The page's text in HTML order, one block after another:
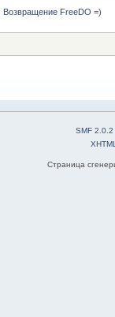
Возвращение FreeDO =)
SMF 2.0.2
Страница